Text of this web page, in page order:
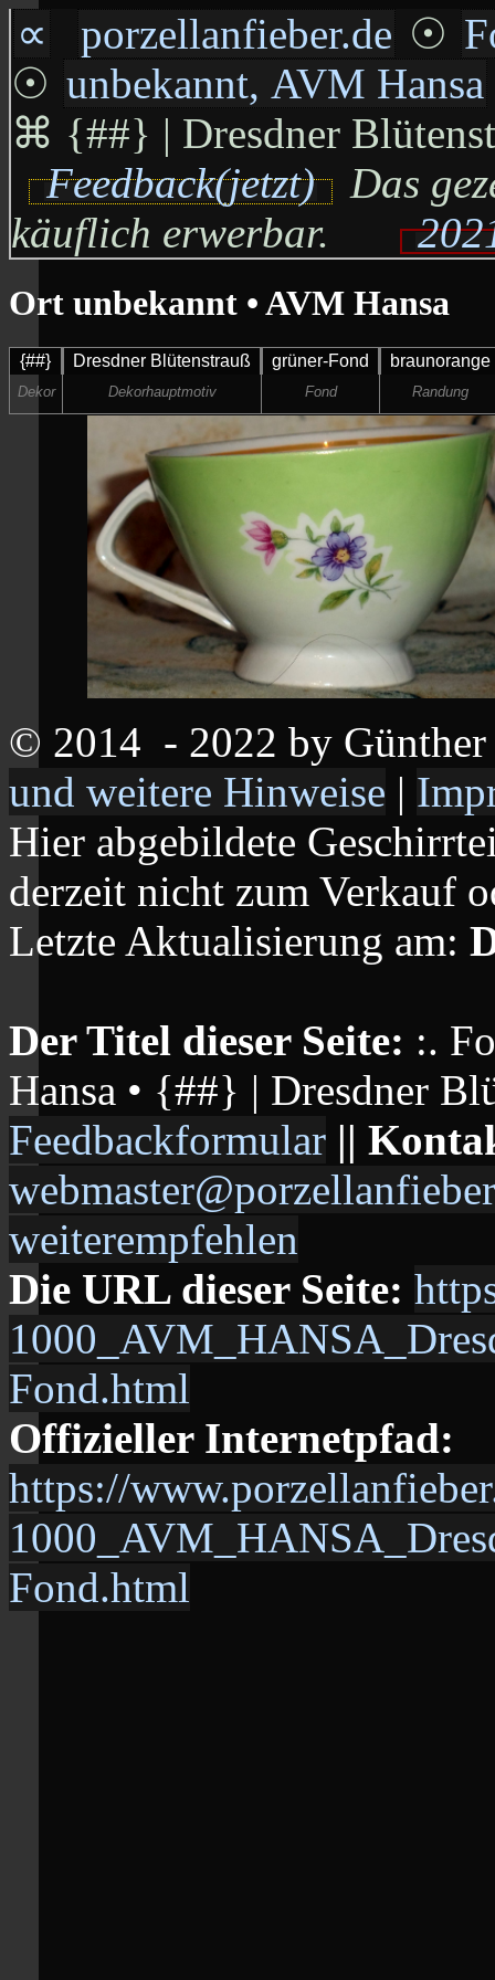
∝ porzellanfieber.de ☉
☉ unbekannt, AVM Hansa
⌘ {##} | Dresdner
Feedback(jetzt)
Das
käuflich erwerbar.
Ort unbekannt • AVM Hansa
{##} Dresdner Blütenstrauß grüner-Fond braunorange
Dekor Dekorhauptmotiv Fond Randung
© 2014 - 2022 by
und weitere Hinweise |
Hier abgebildete
derzeit nicht zum Verkauf
Letzte Aktualisierung am:
Der Titel dieser Seite: :.
Hansa • {##} | Dresdner
Feedbackformular ||
weiterempfehlen
Die URL dieser Seite:
Fond.html
Offizieller Internetpfad:
https://
Fond.html